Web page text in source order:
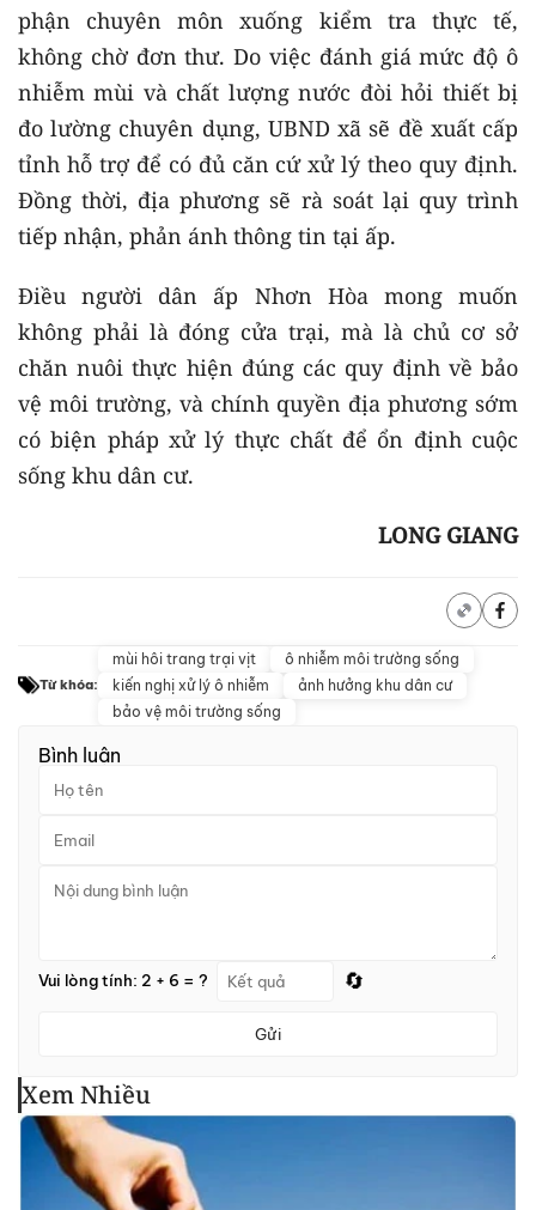
phận chuyên môn xuống kiểm tra thực tế,
không chờ đơn thư. Do việc đánh giá mức độ ô
nhiễm mùi và chất lượng nước đòi hỏi thiết bị
đo lường chuyên dụng, UBND xã sẽ đề xuất cấp
tỉnh hỗ trợ để có đủ căn cứ xử lý theo quy định.
Đồng thời, địa phương sẽ rà soát lại quy trình
tiếp nhận, phản ánh thông tin tại ấp.
Điều người dân ấp Nhơn Hòa mong muốn
không phải là đóng cửa trại, mà là chủ cơ sở
chăn nuôi thực hiện đúng các quy định về bảo
vệ môi trường, và chính quyền địa phương sớm
có biện pháp xử lý thực chất để ổn định cuộc
sống khu dân cư.
LONG GIANG
Từ khóa:
mùi hôi trang trại vịt
ô nhiễm môi trường sống
kiến nghị xử lý ô nhiễm
ảnh hưởng khu dân cư
bảo vệ môi trường sống
Bình luận
Vui lòng tính: 2 + 6 = ? 🔄
Gửi
Xem Nhiều